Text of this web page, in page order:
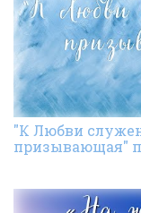
"К Любви
призывающая"